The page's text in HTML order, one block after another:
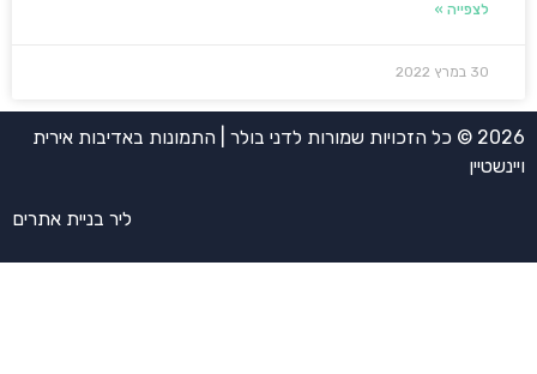
לצפייה »
30 במרץ 2022
2026 © כל הזכויות שמורות לדני בולר | התמונות באדיבות אירית
ויינשטיין
ליר בניית אתרים